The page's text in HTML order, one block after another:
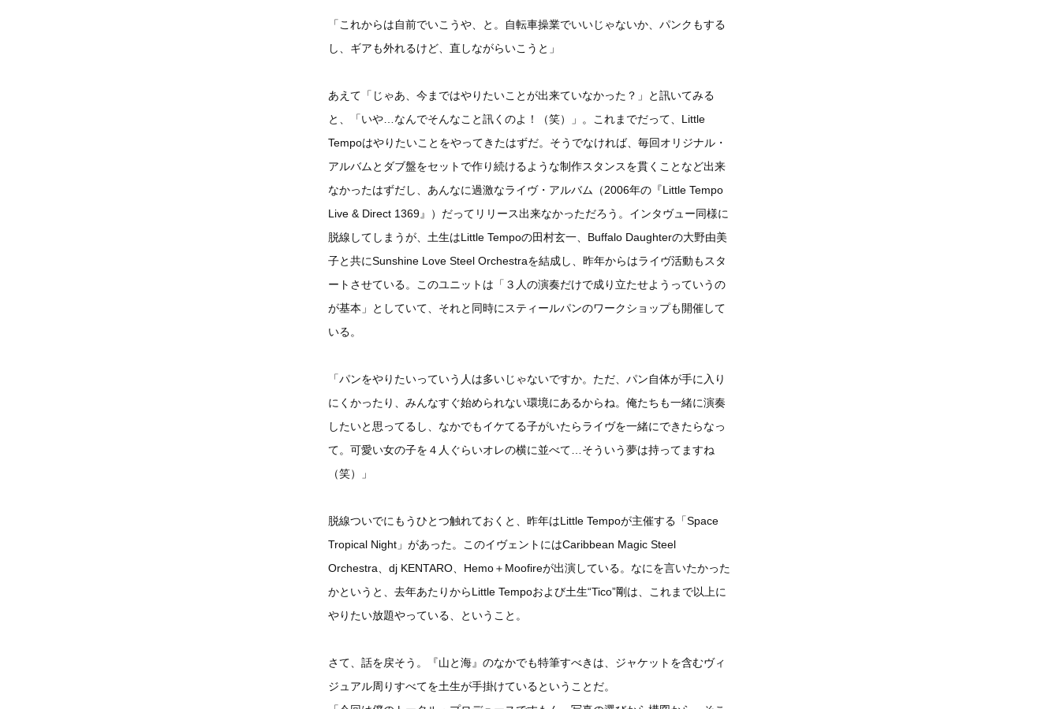
「これからは自前でいこうや、と。自転車操業でいいじゃないか、パンクもする
し、ギアも外れるけど、直しながらいこうと」
あえて「じゃあ、今まではやりたいことが出来ていなかった？」と訊いてみる
と、「いや…なんでそんなこと訊くのよ！（笑）」。これまでだって、Little
Tempoはやりたいことをやってきたはずだ。そうでなければ、毎回オリジナル・
アルバムとダブ盤をセットで作り続けるような制作スタンスを貫くことなど出来
なかったはずだし、あんなに過激なライヴ・アルバム（2006年の『Little Tempo
Live & Direct 1369』）だってリリース出来なかっただろう。インタヴュー同様に
脱線してしまうが、土生はLittle Tempoの田村玄一、Buffalo Daughterの大野由美
子と共にSunshine Love Steel Orchestraを結成し、昨年からはライヴ活動もスタ
ートさせている。このユニットは「３人の演奏だけで成り立たせようっていうの
が基本」としていて、それと同時にスティールパンのワークショップも開催して
いる。
「パンをやりたいっていう人は多いじゃないですか。ただ、パン自体が手に入り
にくかったり、みんなすぐ始められない環境にあるからね。俺たちも一緒に演奏
したいと思ってるし、なかでもイケてる子がいたらライヴを一緒にできたらなっ
て。可愛い女の子を４人ぐらいオレの横に並べて…そういう夢は持ってますね
（笑）」
脱線ついでにもうひとつ触れておくと、昨年はLittle Tempoが主催する「Space
Tropical Night」があった。このイヴェントにはCaribbean Magic Steel
Orchestra、dj KENTARO、Hemo＋Moofireが出演している。なにを言いたかった
かというと、去年あたりからLittle Tempoおよび土生“Tico”剛は、これまで以上に
やりたい放題やっている、ということ。
さて、話を戻そう。『山と海』のなかでも特筆すべきは、ジャケットを含むヴィ
ジュアル周りすべてを土生が手掛けているということだ。